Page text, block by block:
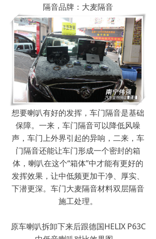
隔音品牌：大麦隔音
想要喇叭有好的发挥，车门隔音是基础
保障。一来，车门隔音可以降低风噪
声，车门上外界引起的异响，二来，车
门隔音还能让车门形成一个密封的箱
体，喇叭在这个“箱体”中才能有更好的
发挥效果，让中低频更加干净、厚实、
下潜更深。车门大麦隔音材料双层隔音
施工处理。
原车喇叭拆卸下来后跟德国HELIX P63C